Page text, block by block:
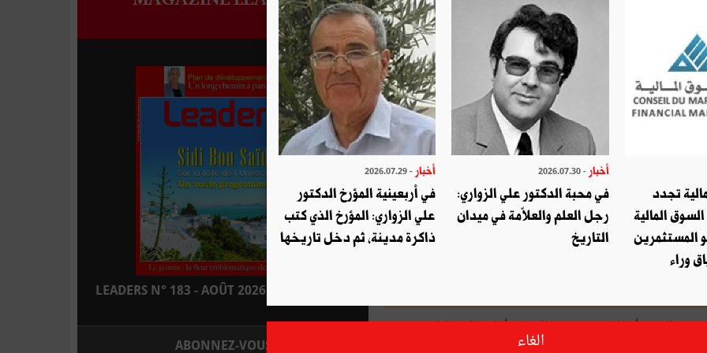
التي ترأسها مريم بورقيبة العويتي أوّل تظاهرة لها منذ
LEADERS N° 183 - AOÛT 2026 : EN KIOSQUE
ABONNEZ-VOUS
تجدد
المالية
المستثمرين
وراء
أخبار - 2026.07.30
في محبة الدكتور علي الزواري:
رجل العلم والعلاّمة في ميدان
التاريخ
أخبار - 2026.07.29
في أربعينية المؤرخ الدكتور
علي الزواري: المؤرخ الذي كتب
ذاكرة مدينة، ثم دخل تاريخها
الغاء